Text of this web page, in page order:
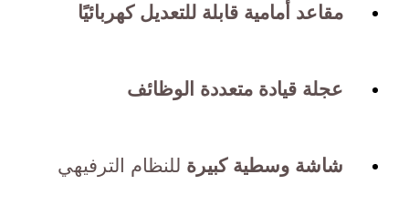
مقاعد أمامية قابلة للتعديل كهربائيًا
عجلة قيادة متعددة الوظائف
شاشة وسطية كبيرة للنظام الترفيهي